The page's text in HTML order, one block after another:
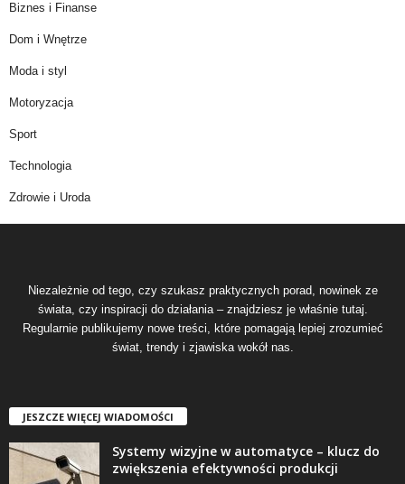
Biznes i Finanse
Dom i Wnętrze
Moda i styl
Motoryzacja
Sport
Technologia
Zdrowie i Uroda
Niezależnie od tego, czy szukasz praktycznych porad, nowinek ze
świata, czy inspiracji do działania – znajdziesz je właśnie tutaj.
Regularnie publikujemy nowe treści, które pomagają lepiej zrozumieć
świat, trendy i zjawiska wokół nas.
JESZCZE WIĘCEJ WIADOMOŚCI
Systemy wizyjne w automatyce – klucz do
zwiększenia efektywności produkcji